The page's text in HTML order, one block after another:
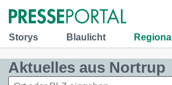
Storys Blaulicht Regional
Aktuelles aus Nortrup